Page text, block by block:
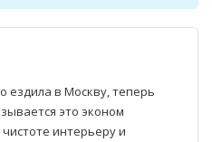
ездила в Москву, теперь
это эконом
интерьеру и